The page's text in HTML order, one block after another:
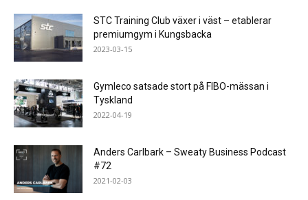
STC Training Club växer i väst – etablerar
premiumgym i Kungsbacka
2023-03-15
Gymleco satsade stort på FIBO-mässan i
Tyskland
2022-04-19
Anders Carlbark – Sweaty Business Podcast
#72
2021-02-03